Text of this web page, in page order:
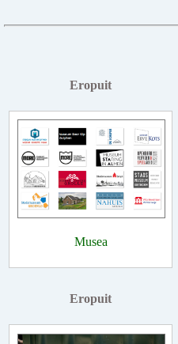
Eropuit
Musea
Eropuit